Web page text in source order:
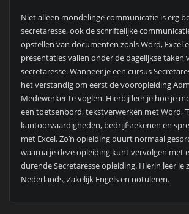
Niet alleen mondelinge communicatie is erg
secretaresse, ook de schriftelijke
opstellen van documenten zoals Word, Excel
presentaties vallen onder de dagelijkse taken
secretaresse. Wanneer je een cursus
het verstandig om eerst de vooropleiding
Medewerker te voglen. Hierbij leer je hoe je
een toetsenbord, tekstverwerken met Word,
kantoorvaardigheden, bedrijfsrekenen en
met Excel. Zo’n opleiding duurt normaal
waarna je deze opleiding kunt vervolgen met
durende Secretaresse opleiding. Hierin leer je
Nederlands, Zakelijk Engels en notuleren.